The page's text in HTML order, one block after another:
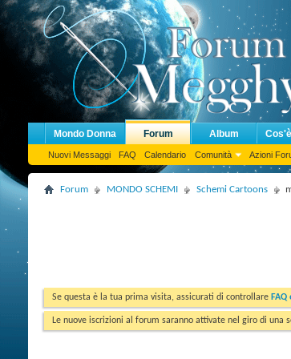
Mondo Donna Forum
Nuovi Messaggi FAQ Calendario Comunità Azioni
Album
Forum MONDO SCHEMI Schemi Cartoons
Se questa è la tua prima visita, assicurati di controllare FAQ
Le nuove iscrizioni al forum saranno attivate nel giro di una